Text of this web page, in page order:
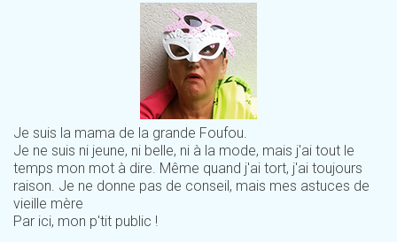
Je suis la mama de la grande Foufou.
Je ne suis ni jeune, ni belle, ni à la mode, mais j'ai tout le
temps mon mot à dire. Même quand j'ai tort, j'ai toujours
raison. Je ne donne pas de conseil, mais mes astuces de
vieille mère
Par ici, mon p'tit public !